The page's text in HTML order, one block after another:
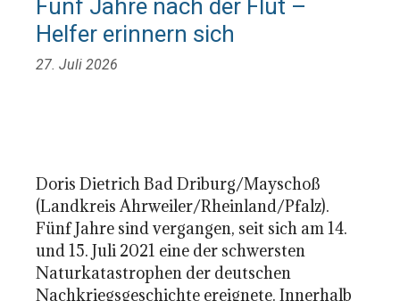
Fünf Jahre nach der Flut –
Helfer erinnern sich
27. Juli 2026
Doris Dietrich Bad Driburg/Mayschoß
(Landkreis Ahrweiler/Rheinland/Pfalz).
Fünf Jahre sind vergangen, seit sich am 14.
und 15. Juli 2021 eine der schwersten
Naturkatastrophen der deutschen
Nachkriegsgeschichte ereignete. Innerhalb